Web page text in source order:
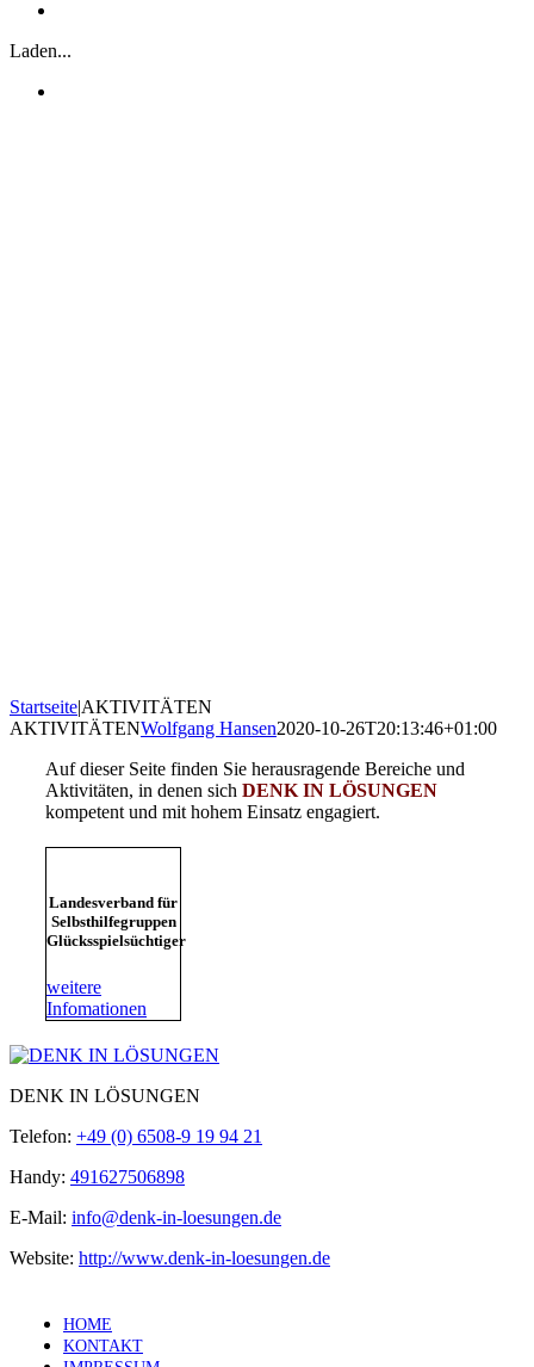
Laden...
Startseite|AKTIVITÄTEN
AKTIVITÄTENWolfgang Hansen2020-10-26T20:13:46+01:00
Auf dieser Seite finden Sie herausragende Bereiche und
Aktivitäten, in denen sich DENK IN LÖSUNGEN
kompetent und mit hohem Einsatz engagiert.
Landesverband für
Selbsthilfegruppen
Glücksspielsüchtiger
weitere
Infomationen
DENK IN LÖSUNGEN
Telefon: +49 (0) 6508-9 19 94 21
Handy: 491627506898
E-Mail: info@denk-in-loesungen.de
Website: http://www.denk-in-loesungen.de
HOME
KONTAKT